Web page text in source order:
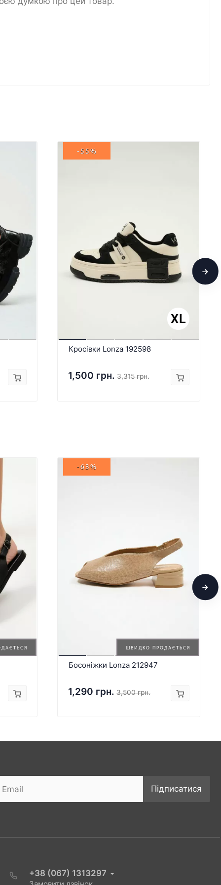
-55%
Кросівки Lonza 192598
1,500 грн. 3,315 грн.
ШВИДКО ПРОДАЄТЬСЯ
-63%
Босоніжки Lonza 212947
1,290 грн. 3,500 грн.
Підписатися
+38 (067) 1313297